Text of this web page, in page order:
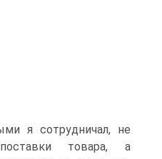
я сотрудничал, не
товара, а